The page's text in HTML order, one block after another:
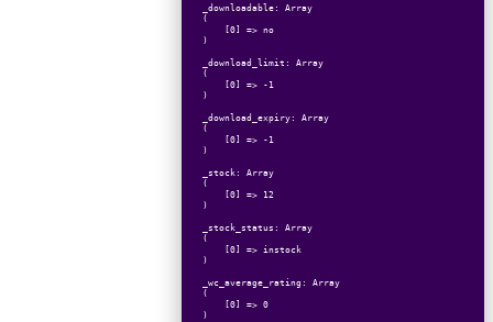
_downloadable: Array
(
    [0] => no
)
_download_limit: Array
(
    [0] => -1
)
_download_expiry: Array
(
    [0] => -1
)
_stock: Array
(
    [0] => 12
)
_stock_status: Array
(
    [0] => instock
)
_wc_average_rating: Array
(
    [0] => 0
)